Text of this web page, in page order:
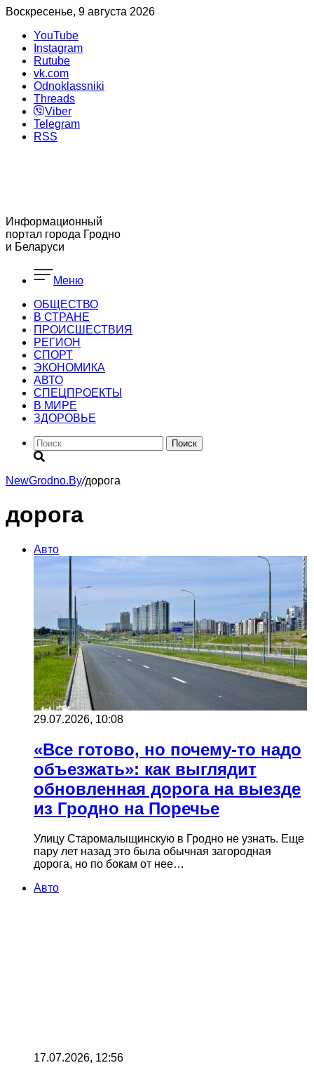
Воскресенье, 9 августа 2026
YouTube
Instagram
Rutube
vk.com
Odnoklassniki
Threads
Viber
Telegram
RSS
Информационный
портал города Гродно
и Беларуси
Меню
ОБЩЕСТВО
В СТРАНЕ
ПРОИСШЕСТВИЯ
РЕГИОН
CПОРТ
ЭКОНОМИКА
АВТО
СПЕЦПРОЕКТЫ
В МИРЕ
ЗДОРОВЬЕ
Поиск
NewGrodno.By/дорога
дорога
Авто
29.07.2026, 10:08
«Все готово, но почему-то надо
объезжать»: как выглядит
обновленная дорога на выезде
из Гродно на Поречье
Улицу Старомалыщинскую в Гродно не узнать. Еще
пару лет назад это была обычная загородная
дорога, но по бокам от нее…
Авто
17.07.2026, 12:56